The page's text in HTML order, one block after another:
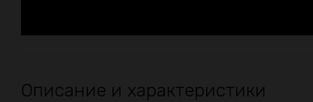
Описание и характеристики